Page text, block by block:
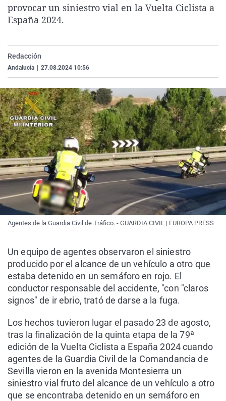
La rosa de los vientos
Como el perro y el
Caso
Equipo de
Extremadura
La Rioja
País Vasco
Virales
Elecciones
provocar un siniestro vial en la Vuelta Ciclista a
España 2024.
Redacción
Andalucía 27.08.2024 10:56
Agentes de la Guardia Civil de Tráfico. - GUARDIA CIVIL | EUROPA PRESS
Un equipo de agentes observaron el siniestro
producido por el alcance de un vehículo a otro que
estaba detenido en un semáforo en rojo. El
conductor responsable del accidente, "con "claros
signos" de ir ebrio, trató de darse a la fuga.
Los hechos tuvieron lugar el pasado 23 de agosto,
tras la finalización de la quinta etapa de la 79ª
edición de la Vuelta Ciclista a España 2024 cuando
agentes de la Guardia Civil de la Comandancia de
Sevilla vieron en la avenida Montesierra un
siniestro vial fruto del alcance de un vehículo a otro
que se encontraba detenido en un semáforo en